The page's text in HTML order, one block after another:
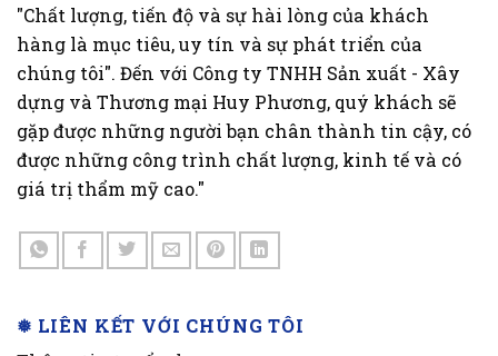
"Chất lượng, tiến độ và sự hài lòng của khách
hàng là mục tiêu, uy tín và sự phát triển của
chúng tôi". Đến với Công ty TNHH Sản xuất - Xây
dựng và Thương mại Huy Phương, quý khách sẽ
gặp được những người bạn chân thành tin cậy, có
được những công trình chất lượng, kinh tế và có
giá trị thẩm mỹ cao."
❅ LIÊN KẾT VỚI CHÚNG TÔI